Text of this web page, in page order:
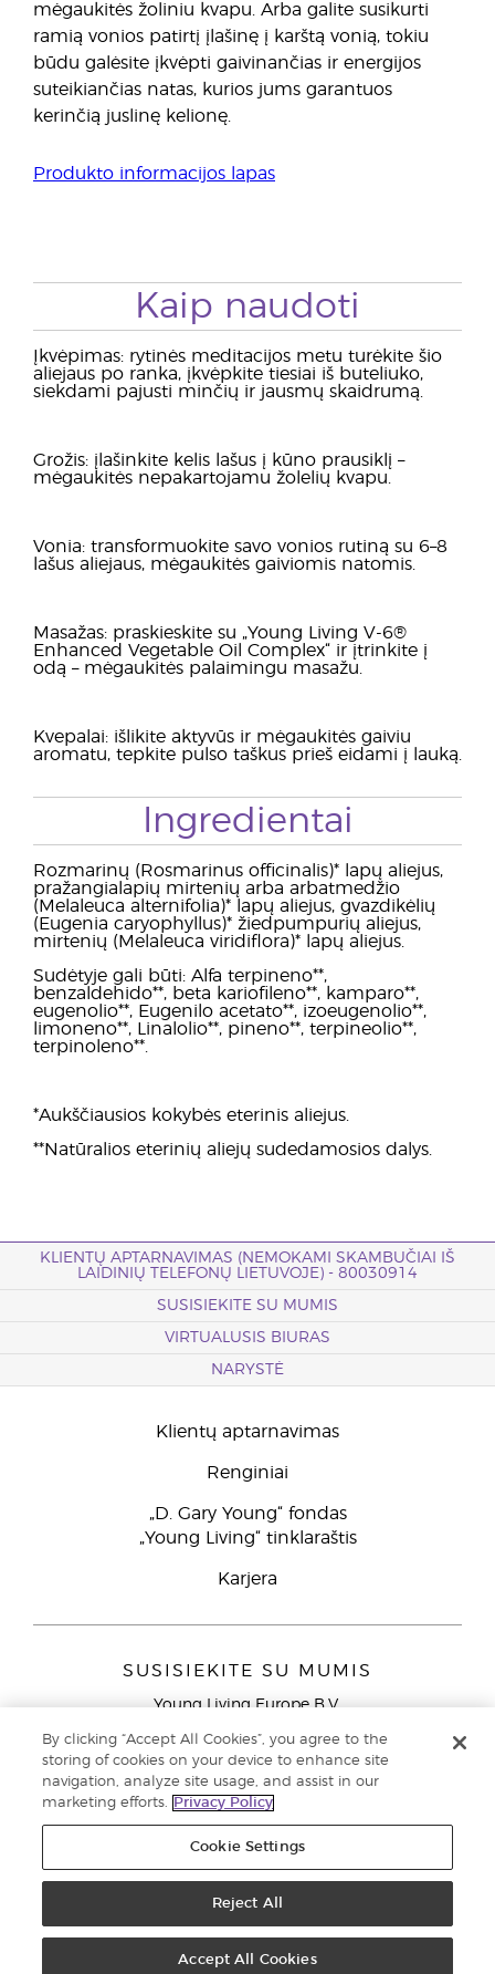
mėgaukitės žoliniu kvapu. Arba galite susikurti
ramią vonios patirtį įlašinę į karštą vonią, tokiu
būdu galėsite įkvėpti gaivinančias ir energijos
suteikiančias natas, kurios jums garantuos
kerinčią juslinę kelionę.
Produkto informacijos lapas
Kaip naudoti
Įkvėpimas: rytinės meditacijos metu turėkite šio
aliejaus po ranka, įkvėpkite tiesiai iš buteliuko,
siekdami pajusti minčių ir jausmų skaidrumą.
Grožis: įlašinkite kelis lašus į kūno prausiklį –
mėgaukitės nepakartojamu žolelių kvapu.
Vonia: transformuokite savo vonios rutiną su 6–8
lašus aliejaus, mėgaukitės gaiviomis natomis.
Masažas: praskieskite su „Young Living V-6®
Enhanced Vegetable Oil Complex“ ir įtrinkite į
odą – mėgaukitės palaimingu masažu.
Kvepalai: išlikite aktyvūs ir mėgaukitės gaiviu
aromatu, tepkite pulso taškus prieš eidami į lauką.
Ingredientai
Rozmarinų (Rosmarinus officinalis)* lapų aliejus,
pražangialapių mirtenių arba arbatmedžio
(Melaleuca alternifolia)* lapų aliejus, gvazdikėlių
(Eugenia caryophyllus)* žiedpumpurių aliejus,
mirtenių (Melaleuca viridiflora)* lapų aliejus.
Sudėtyje gali būti: Alfa terpineno**,
benzaldehido**, beta kariofileno**, kamparo**,
eugenolio**, Eugenilo acetato**, izoeugenolio**,
limoneno**, Linalolio**, pineno**, terpineolio**,
terpinoleno**.
*Aukščiausios kokybės eterinis aliejus.
**Natūralios eterinių aliejų sudedamosios dalys.
KLIENTŲ APTARNAVIMAS (NEMOKAMI SKAMBUČIAI IŠ
LAIDINIŲ TELEFONŲ LIETUVOJE) - 80030914
SUSISIEKITE SU MUMIS
VIRTUALUSIS BIURAS
NARYSTĖ
Klientų aptarnavimas
Renginiai
„D. Gary Young“ fondas
„Young Living“ tinklaraštis
Karjera
SUSISIEKITE SU MUMIS
Young Living Europe B.V.
9727 AJ Groningen
Klientų aptarnavimas (nemokami skambučiai iš laidinių
telefonų Lietuvoje)80030914
Privatumo politika
By clicking “Accept All Cookies”, you agree to the
storing of cookies on your device to enhance site
navigation, analyze site usage, and assist in our
marketing efforts.
Privacy Policy
Cookie Settings
Reject All
Accept All Cookies